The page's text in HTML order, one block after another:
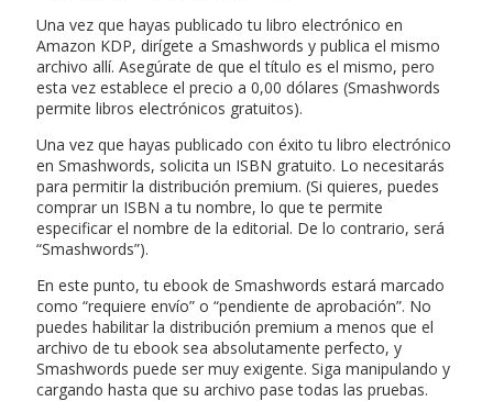
Una vez que hayas publicado tu libro electrónico en
Amazon KDP, dirígete a Smashwords y publica el mismo
archivo allí. Asegúrate de que el título es el mismo, pero
esta vez establece el precio a 0,00 dólares (Smashwords
permite libros electrónicos gratuitos).
Una vez que hayas publicado con éxito tu libro electrónico
en Smashwords, solicita un ISBN gratuito. Lo necesitarás
para permitir la distribución premium. (Si quieres, puedes
comprar un ISBN a tu nombre, lo que te permite
especificar el nombre de la editorial. De lo contrario, será
“Smashwords”).
En este punto, tu ebook de Smashwords estará marcado
como “requiere envío” o “pendiente de aprobación”. No
puedes habilitar la distribución premium a menos que el
archivo de tu ebook sea absolutamente perfecto, y
Smashwords puede ser muy exigente. Siga manipulando y
cargando hasta que su archivo pase todas las pruebas.